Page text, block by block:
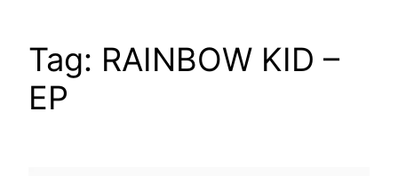
Tag: RAINBOW KID –
EP